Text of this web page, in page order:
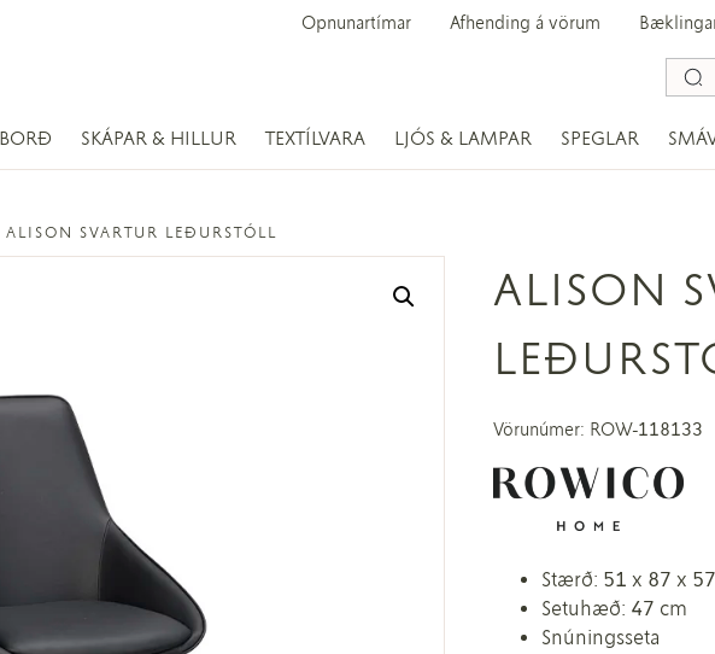
Opnunartímar Afhending á vörum
BORÐ SKÁPAR & HILLUR TEXTÍLVARA LJÓS & LAMPAR SPEGLAR
ALISON SVARTUR LEÐURSTÓLL
ALISON
Vörunúmer: ROW-118133
Stærð: 51 x 87 x 57
Setuhæð: 47 cm
Snúningsseta